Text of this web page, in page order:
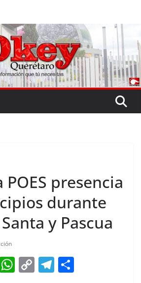
POES presencia
durante
y Pascua
W C T